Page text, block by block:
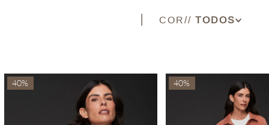
COR
AMARELO
AZUL
40% 40%